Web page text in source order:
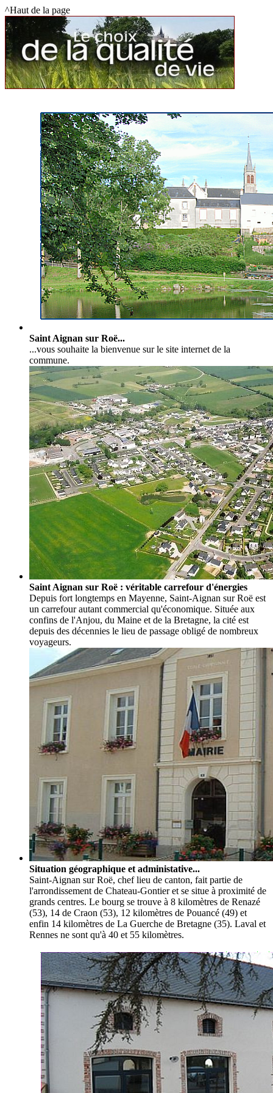
^Haut de la page
Saint Aignan sur Roë...
...vous souhaite la bienvenue sur le site internet de la
commune.
Saint Aignan sur Roë : véritable carrefour d'énergies
Depuis fort longtemps en Mayenne, Saint-Aignan sur Roë est
un carrefour autant commercial qu'économique. Située aux
confins de l'Anjou, du Maine et de la Bretagne, la cité est
depuis des décennies le lieu de passage obligé de nombreux
voyageurs.
Situation géographique et administative...
Saint-Aignan sur Roë, chef lieu de canton, fait partie de
l'arrondissement de Chateau-Gontier et se situe à proximité de
grands centres. Le bourg se trouve à 8 kilomètres de Renazé
(53), 14 de Craon (53), 12 kilomètres de Pouancé (49) et
enfin 14 kilomètres de La Guerche de Bretagne (35). Laval et
Rennes ne sont qu'à 40 et 55 kilomètres.